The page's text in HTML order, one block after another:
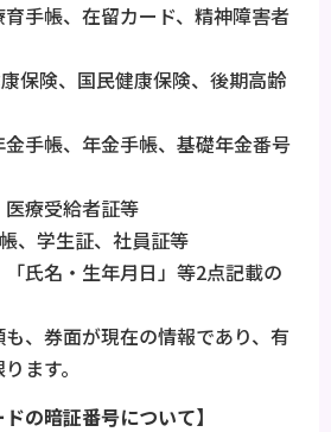
手帳、在留カード、精神障害者
保険、国民健康保険、後期高齢
手帳、年金手帳、基礎年金番号
療受給者証等
、学生証、社員証等
「氏名・生年月日」等2点記載の
、券面が現在の情報であり、有
ます。
の暗証番号について】